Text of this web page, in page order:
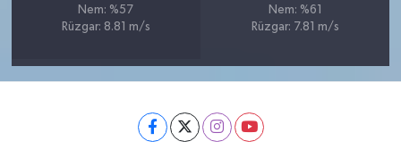
Nem: %57
Rüzgar: 8.81 m/s
Nem: %61
Rüzgar: 7.81 m/s